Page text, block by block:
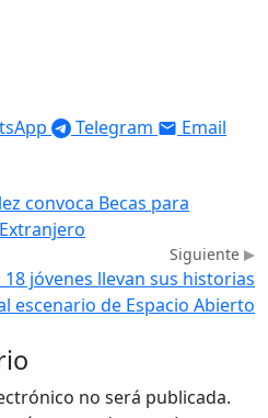
Telegram Email
convoca Becas para
Siguiente
18 jóvenes llevan sus historias
escenario de Espacio Abierto
no será publicada.